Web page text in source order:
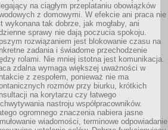
na ciągłym przeplataniu obowiązków
z domowymi. W efekcie ani praca nie
wykonana tak dobrze, jak mogłaby, ani
sprawy nie dają poczucia spokoju.
rozwiązaniem jest blokowanie czasu na
zadania i świadome przechodzenie
rolami. Nie mniej istotna jest komunikacja.
zdalna wymaga większej uważności w
z zespołem, ponieważ nie ma
rozmów przy biurku, krótkich
na korytarzu czy łatwego
nastroju współpracowników.
ogromnego znaczenia nabiera jasne
wiadomości, terminowe odpowiadanie